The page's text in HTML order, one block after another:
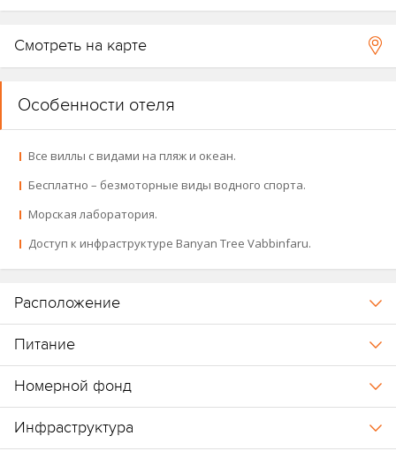
(спа-салон, бар, снорклинг)
также получают скидку 20% на еду во всех ресторанах Banyan
Бесплатный трансфер курсирует между двумя островами по
расписанию в течение дня.
Встреча в аэропорту, схема.
Отель принадлежит к группе отелей Banyan Tree (Angsana
Velavaru,Banyan Tree Vabbinfaru).
Смотреть на карте
Особенности отеля
Все виллы с видами на пляж и океан.
Бесплатно – безмоторные виды водного спорта.
Морская лаборатория.
Доступ к инфраструктуре Banyan Tree Vabbinfaru.
Расположение
Питание
Номерной фонд
Инфраструктура